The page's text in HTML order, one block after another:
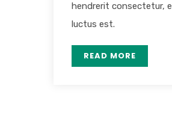
hendrerit consectetur,
luctus est.
READ MORE